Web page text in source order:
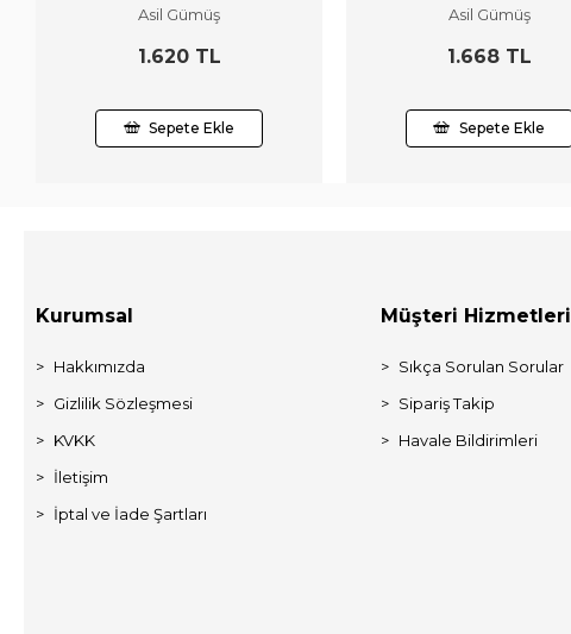
Asil Gümüş
1.620 TL
Sepete Ekle
Asil Gümüş
1.668 TL
Sepete Ekle
Kurumsal
Hakkımızda
Gizlilik Sözleşmesi
KVKK
İletişim
İptal ve İade Şartları
Müşteri Hizmetleri
Sıkça Sorulan Sorular
Sipariş Takip
Havale Bildirimleri